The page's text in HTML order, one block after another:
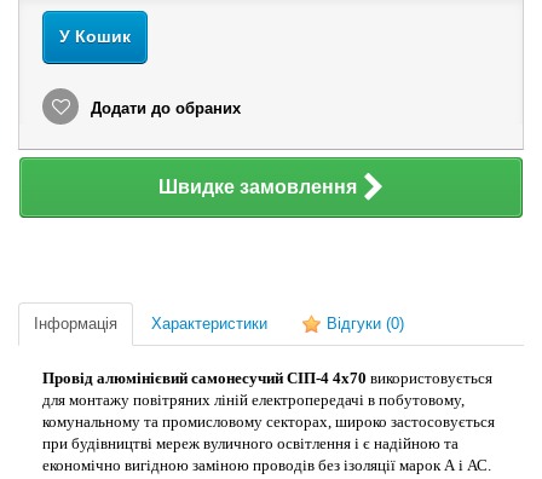
У Кошик
Додати до обраних
Швидке замовлення
Інформація Характеристики Відгуки (0)
Провід алюмінієвий самонесучий СІП-4 4х70 використовується
для монтажу повітряних ліній електропередачі в побутовому,
комунальному та промисловому секторах, широко застосовується
при будівництві мереж вуличного освітлення і є надійною та
економічно вигідною заміною проводів без ізоляції марок А і АС.